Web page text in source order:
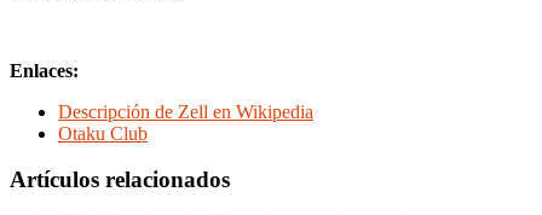
Enlaces:
Descripción de Zell en Wikipedia
Otaku Club
Artículos relacionados